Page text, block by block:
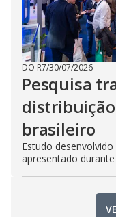
DO R7/30/07/2026
Pesquisa
brasileiro
Estudo
apresentado